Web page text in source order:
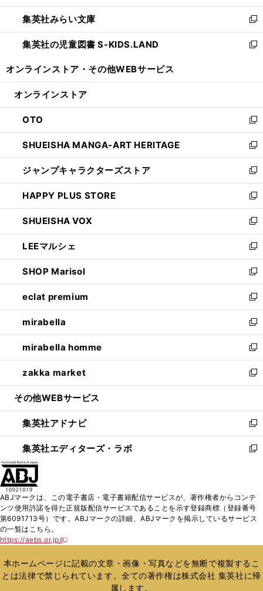
開
く
ウ
で
開
く
ン
ド
ウ
で
ウ
ィ
ン
ド
開
集英社みらい文庫
新
し
い
ン
ウ
で
開
く
集英社の児童図書 S-KIDS.LAND
新
ウ
ン
ド
ウ
で
開
く
オンラインストア・ その他WEBサービス
オンラインストア
OTO
新
し
い
ウ
ィ
ン
ド
ウ
で
開
く
SHUEISHA MANGA-ART HERITAGE
新
し
い
ウ
ィ
ン
ド
ウ
で
開
く
ジャンプキャラクターズストア
新
し
い
ウ
ィ
ン
ド
ウ
で
開
く
HAPPY PLUS STORE
新
し
い
ウ
ィ
ン
ド
ウ
で
開
く
SHUEISHA VOX
新
し
い
ウ
ィ
ン
ド
ウ
で
開
く
LEEマルシェ
新
し
い
ウ
ィ
ン
ド
ウ
で
開
く
SHOP Marisol
新
し
い
ウ
ィ
ン
ド
ウ
で
開
eclat premium
新
し
い
ウ
ィ
ン
ド
ウ
開
く
mirabella
新
し
い
ウ
ィ
ン
ウ
で
開
く
mirabella homme
新
し
い
ウ
ン
ド
ウ
で
zakka market
新
し
ウ
ィ
ン
ド
く
その他WEBサービス
集英社アドナビ
新
し
い
ド
ウ
で
集英社エディターズ・ラボ
新
ィ
ン
ド
開
く
ABJマークは、この電子書店・電子書籍配信サービスが、著作権者からコンテ
ンツ使用許諾を得た正規版配信サービスであることを示す登録商標（登録番号
第6091713号）です。ABJマークの詳細、ABJマークを掲示しているサービス
の一覧はこちら。
https://aebs.or.jp/
新
い
ウ
ィ
本ホームページに記載の文章・画像・写真などを無断で複製するこ
とは法律で禁じられています。全ての著作権は株式会社 集英社に帰
属します。